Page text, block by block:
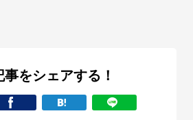
事をシェアする！